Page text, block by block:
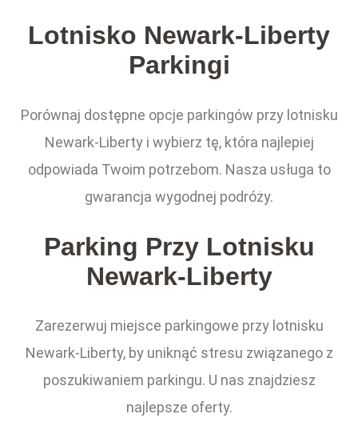
Lotnisko Newark-Liberty
Parkingi
Porównaj dostępne opcje parkingów przy lotnisku
Newark-Liberty i wybierz tę, która najlepiej
odpowiada Twoim potrzebom. Nasza usługa to
gwarancja wygodnej podróży.
Parking Przy Lotnisku
Newark-Liberty
Zarezerwuj miejsce parkingowe przy lotnisku
Newark-Liberty, by uniknąć stresu związanego z
poszukiwaniem parkingu. U nas znajdziesz
najlepsze oferty.